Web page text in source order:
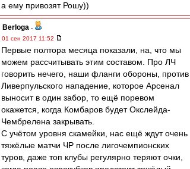
а ему привозят Рошу))
Berloga -
01 сен 2017 11:52
Первые полтора месяца показали, на, что мы
можем рассчитывать этим составом. Про ЛЧ
говорить нечего, наши фланги обороны, против
Ливерпульского нападение, которое Арсенал
выносит в один забор, то ещё поревом
окажется, когда Комбаров будет Окслейда-
Чембрелена закрывать.
С учётом уровня скамейки, нас ещё ждут очень
тяжёлые матчи ЧР после лигочемпионских
туров, даже топ клубы регулярно теряют очки,